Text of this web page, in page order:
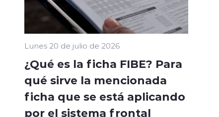
Lunes 20 de julio de 2026
¿Qué es la ficha FIBE? Para
qué sirve la mencionada
ficha que se está aplicando
por el sistema frontal